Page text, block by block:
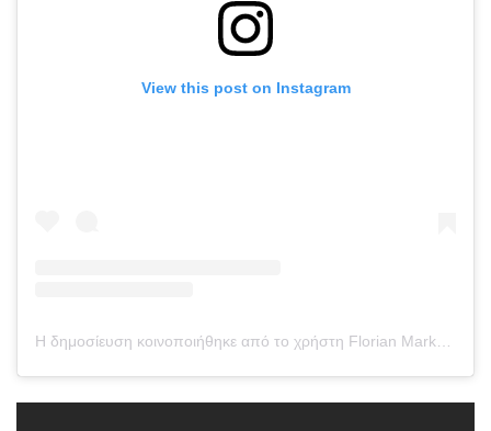
View this post on Instagram